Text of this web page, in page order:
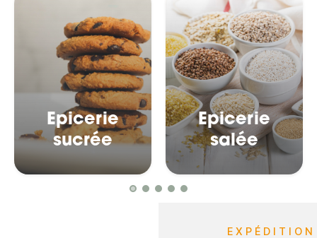
Epicerie
sucrée
Epicerie
salée